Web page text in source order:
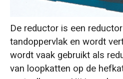
De reductor is een
tandoppervlak en wordt
wordt vaak gebruikt als
van loopkatten op de